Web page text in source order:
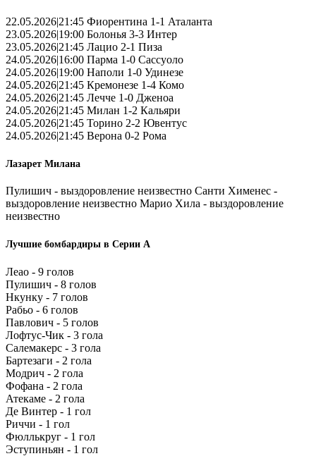
22.05.2026|21:45 Фиорентина 1-1 Аталанта
23.05.2026|19:00 Болонья 3-3 Интер
23.05.2026|21:45 Лацио 2-1 Пиза
24.05.2026|16:00 Парма 1-0 Сассуоло
24.05.2026|19:00 Наполи 1-0 Удинезе
24.05.2026|21:45 Кремонезе 1-4 Комо
24.05.2026|21:45 Лечче 1-0 Дженоа
24.05.2026|21:45 Милан 1-2 Кальяри
24.05.2026|21:45 Торино 2-2 Ювентус
24.05.2026|21:45 Верона 0-2 Рома
Лазарет Милана
Пулишич - выздоровление неизвестно Санти Хименес -
выздоровление неизвестно Марио Хила - выздоровление
неизвестно
Лучшие бомбардиры в Серии А
Леао - 9 голов
Пулишич - 8 голов
Нкунку - 7 голов
Рабьо - 6 голов
Павлович - 5 голов
Лофтус-Чик - 3 гола
Салемакерс - 3 гола
Бартезаги - 2 гола
Модрич - 2 гола
Фофана - 2 гола
Атекаме - 2 гола
Де Винтер - 1 гол
Риччи - 1 гол
Фюллькруг - 1 гол
Эступиньян - 1 гол